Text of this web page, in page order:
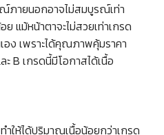
ภายนอกอาจไม่สมบูรณ์เท่า
แม้หน้าตาจะไม่สวยเท่าเกรด
อง เพราะได้คุณภาพคุ้มราคา
B เกรดนี้มีโอกาสได้เนื้อ
ให้ได้ปริมาณเนื้อน้อยกว่าเกรด